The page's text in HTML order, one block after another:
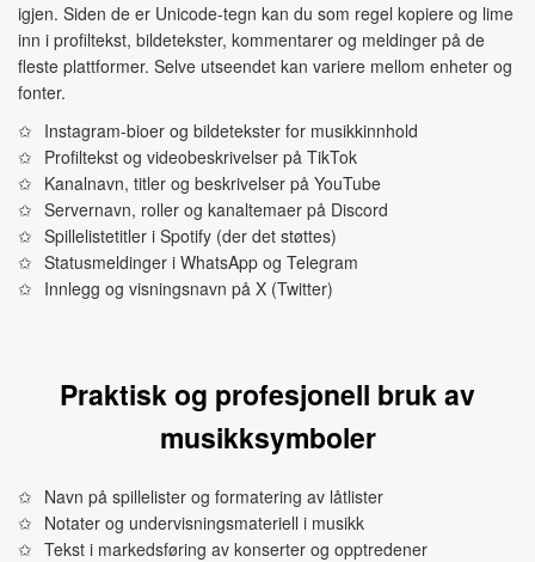
igjen. Siden de er Unicode-tegn kan du som regel kopiere og lime
inn i profiltekst, bildetekster, kommentarer og meldinger på de
fleste plattformer. Selve utseendet kan variere mellom enheter og
fonter.
Instagram-bioer og bildetekster for musikkinnhold
Profiltekst og videobeskrivelser på TikTok
Kanalnavn, titler og beskrivelser på YouTube
Servernavn, roller og kanaltemaer på Discord
Spillelistetitler i Spotify (der det støttes)
Statusmeldinger i WhatsApp og Telegram
Innlegg og visningsnavn på X (Twitter)
Praktisk og profesjonell bruk av
musikksymboler
Navn på spillelister og formatering av låtlister
Notater og undervisningsmateriell i musikk
Tekst i markedsføring av konserter og opptredener